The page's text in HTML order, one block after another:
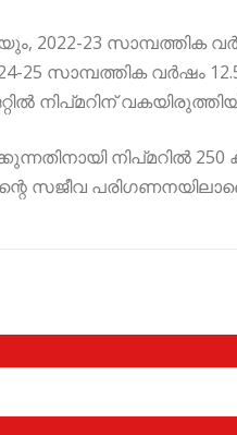
2022-23 സാമ്പത്തിക
25 സാമ്പത്തിക വര്‍ഷം
നിപ്മറിന്
നിപ്മറില്‍
സജീവ